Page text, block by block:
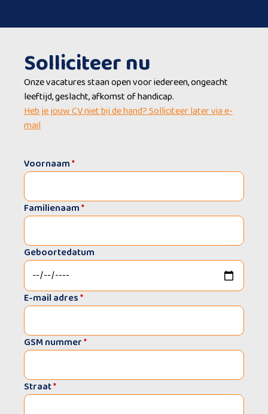
Solliciteer nu
Onze vacatures staan open voor iedereen, ongeacht
leeftijd, geslacht, afkomst of handicap.
Heb je jouw CV niet bij de hand? Solliciteer later via e-
mail
Voornaam*
Familienaam*
Geboortedatum
E-mail adres*
GSM nummer*
Straat*